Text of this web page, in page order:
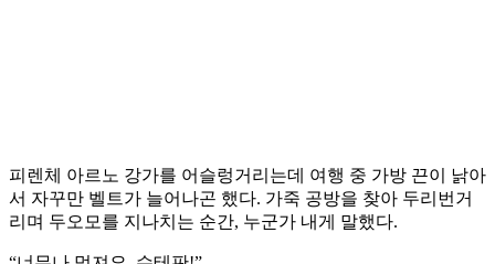
피렌체 아르노 강가를 어슬렁거리는데 여행 중 가방 끈이 낡아
서 자꾸만 벨트가 늘어나곤 했다. 가죽 공방을 찾아 두리번거
리며 두오모를 지나치는 순간, 누군가 내게 말했다.